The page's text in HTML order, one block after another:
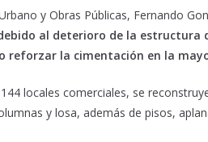
y Obras Públicas, Fernando
al deterioro de la estructura
reforzar la cimentación en la
locales comerciales, se
y losa, además de pisos,